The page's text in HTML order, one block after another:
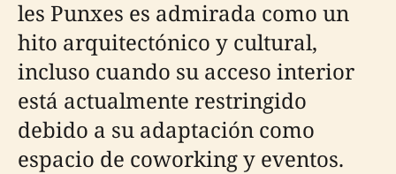
les Punxes es admirada como un
hito arquitectónico y cultural,
incluso cuando su acceso interior
está actualmente restringido
debido a su adaptación como
espacio de coworking y eventos.